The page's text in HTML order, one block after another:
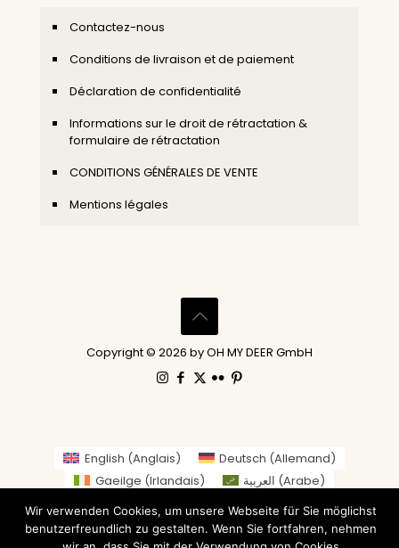
Contactez-nous
Conditions de livraison et de paiement
Déclaration de confidentialité
Informations sur le droit de rétractation &
formulaire de rétractation
CONDITIONS GÉNÉRALES DE VENTE
Mentions légales
Copyright © 2026 by OH MY DEER GmbH
English (Anglais) Deutsch (Allemand)
Gaeilge (Irlandais) العربية (Arabe)
繁體中文
Chinois traditionnel)
Nederlands(Néerlandais) Suomi(Finnois)
Wir verwenden Cookies, um unsere Webseite für Sie möglichst
benutzerfreundlich zu gestalten. Wenn Sie fortfahren, nehmen